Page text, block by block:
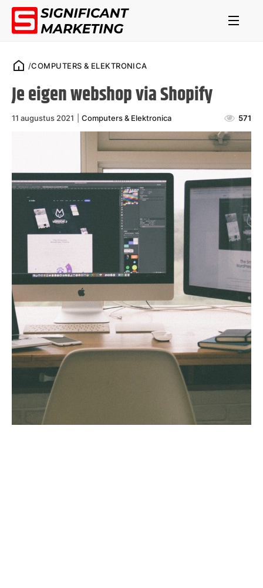
/COMPUTERS & ELEKTRONICA
Je eigen webshop via Shopify
11 augustus 2021 Computers & Elektronica 571